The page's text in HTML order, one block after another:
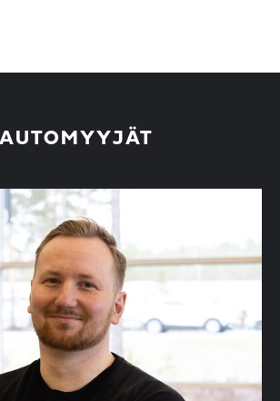
AUTOMYYJÄT